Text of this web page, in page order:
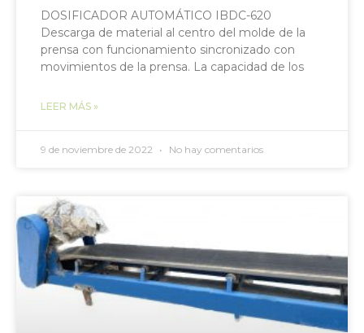
DOSIFICADOR AUTOMÁTICO IBDC-620
Descarga de material al centro del molde de la
prensa con funcionamiento sincronizado con
movimientos de la prensa. La capacidad de los
LEER MÁS »
9 de noviembre de 2022 No hay comentarios